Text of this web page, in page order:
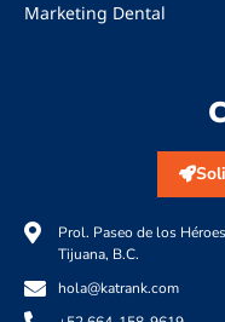
Marketing Dental
Prol. Paseo de los
Tijuana, B.C.
hola@katrank.com